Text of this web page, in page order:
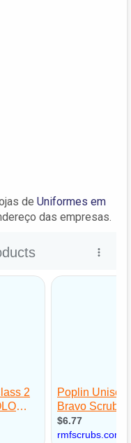
de Uniformes em
das empresas.